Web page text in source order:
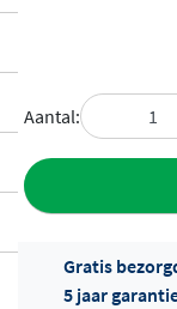
Aantal:
Gratis
5 jaar